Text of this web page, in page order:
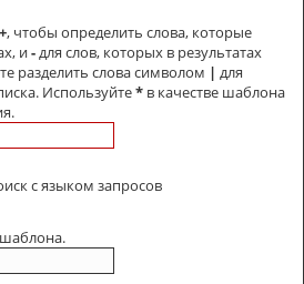
+, чтобы определить слова, которые
и- для слов, которых в результатах
разделить слова символом | для
Используйте* в качестве шаблона
с языком запросов
шаблона.